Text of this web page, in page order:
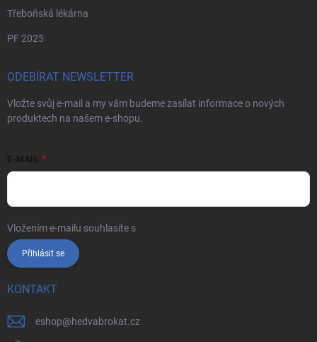
Třeboňská lékárna
PF 2025
ODEBÍRAT NEWSLETTER
Vložte svůj e-mail a my vám budeme zasílat informace o nových
produktech na našem e-shopu.
E-MAIL
Vložením e-mailu souhlasíte s
Přihlásit se
KONTAKT
eshop@hedvabrokat.cz